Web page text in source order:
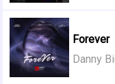
Forever
Danny